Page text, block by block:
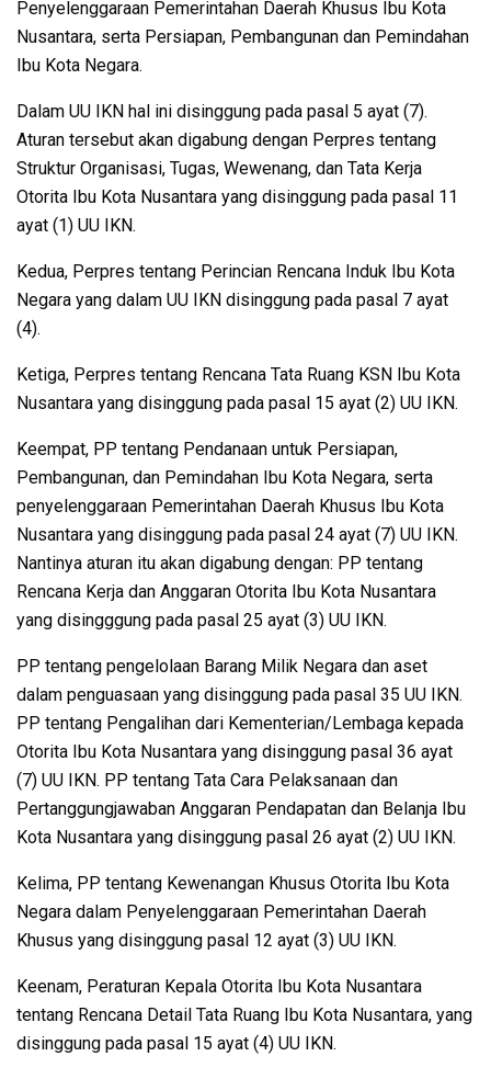
Penyelenggaraan Pemerintahan Daerah Khusus Ibu Kota
Nusantara, serta Persiapan, Pembangunan dan Pemindahan
Ibu Kota Negara.
Dalam UU IKN hal ini disinggung pada pasal 5 ayat (7).
Aturan tersebut akan digabung dengan Perpres tentang
Struktur Organisasi, Tugas, Wewenang, dan Tata Kerja
Otorita Ibu Kota Nusantara yang disinggung pada pasal 11
ayat (1) UU IKN.
Kedua, Perpres tentang Perincian Rencana Induk Ibu Kota
Negara yang dalam UU IKN disinggung pada pasal 7 ayat
(4).
Ketiga, Perpres tentang Rencana Tata Ruang KSN Ibu Kota
Nusantara yang disinggung pada pasal 15 ayat (2) UU IKN.
Keempat, PP tentang Pendanaan untuk Persiapan,
Pembangunan, dan Pemindahan Ibu Kota Negara, serta
penyelenggaraan Pemerintahan Daerah Khusus Ibu Kota
Nusantara yang disinggung pada pasal 24 ayat (7) UU IKN.
Nantinya aturan itu akan digabung dengan: PP tentang
Rencana Kerja dan Anggaran Otorita Ibu Kota Nusantara
yang disingggung pada pasal 25 ayat (3) UU IKN.
PP tentang pengelolaan Barang Milik Negara dan aset
dalam penguasaan yang disinggung pada pasal 35 UU IKN.
PP tentang Pengalihan dari Kementerian/Lembaga kepada
Otorita Ibu Kota Nusantara yang disinggung pasal 36 ayat
(7) UU IKN. PP tentang Tata Cara Pelaksanaan dan
Pertanggungjawaban Anggaran Pendapatan dan Belanja Ibu
Kota Nusantara yang disinggung pasal 26 ayat (2) UU IKN.
Kelima, PP tentang Kewenangan Khusus Otorita Ibu Kota
Negara dalam Penyelenggaraan Pemerintahan Daerah
Khusus yang disinggung pasal 12 ayat (3) UU IKN.
Keenam, Peraturan Kepala Otorita Ibu Kota Nusantara
tentang Rencana Detail Tata Ruang Ibu Kota Nusantara, yang
disinggung pada pasal 15 ayat (4) UU IKN.